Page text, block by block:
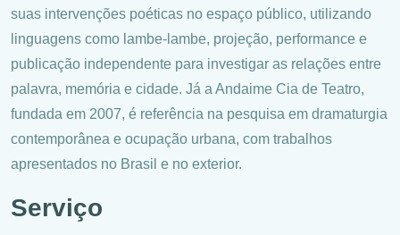
suas intervenções poéticas no espaço público, utilizando
linguagens como lambe-lambe, projeção, performance e
publicação independente para investigar as relações entre
palavra, memória e cidade. Já a Andaime Cia de Teatro,
fundada em 2007, é referência na pesquisa em dramaturgia
contemporânea e ocupação urbana, com trabalhos
apresentados no Brasil e no exterior.
Serviço